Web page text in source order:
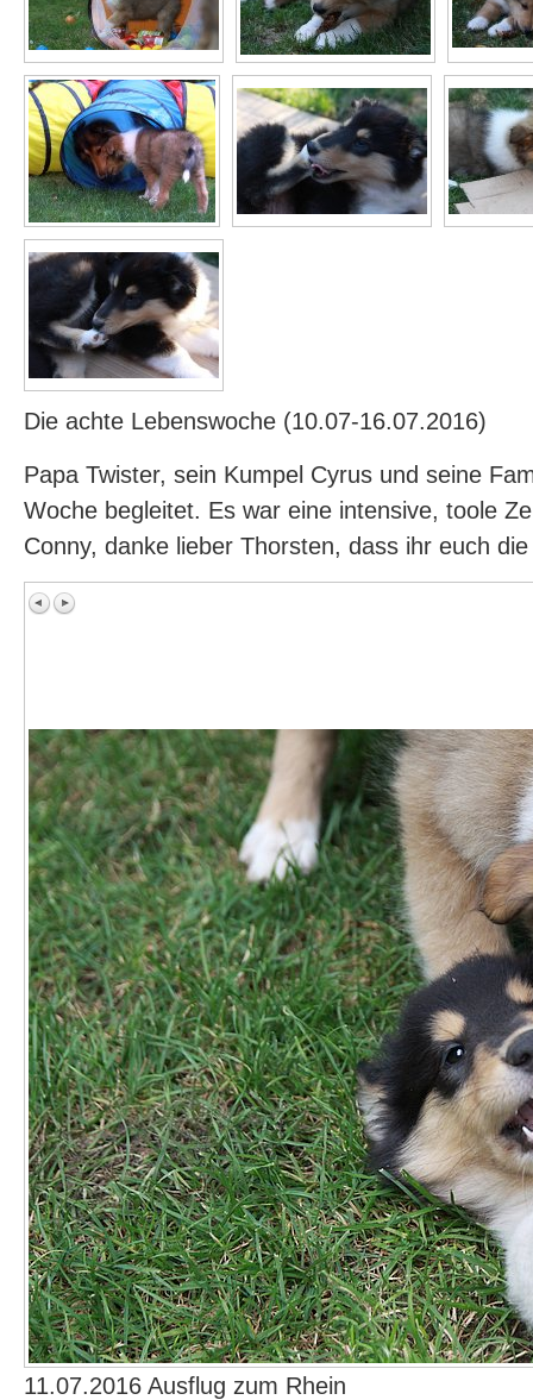
Die achte Lebenswoche (10.07-16.07.2016)
Papa Twister, sein Kumpel Cyrus und seine
Woche begleitet. Es war eine intensive, toole
Conny, danke lieber Thorsten, dass ihr euch
11.07.2016 Ausflug zum Rhein